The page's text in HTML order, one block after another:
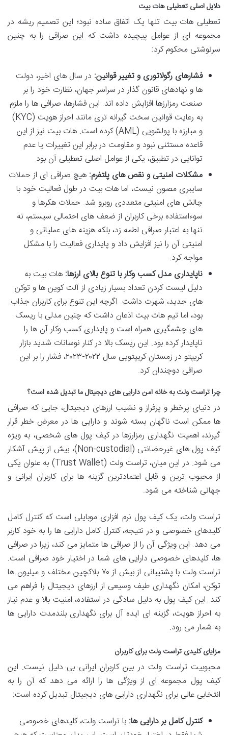
دلایل اصلی تعطیلی هات بیت
تعطیلی هات بیت تنها یک اتفاق ساده نبود؛ این تصمیم ریشه در
مجموعه ای از عوامل پیچیده داشت که این صرافی را به چنین
سرنوشتی محکوم کرد:
فشارهای رگولاتوری و تغییر قوانین: در سال های اخیر، دولت
ها و نهادهای قانون گذار در سراسر جهان، نظارت خود را بر
صنعت رمزارزها افزایش داده اند. این فشارها، صرافی ها را ملزم
به رعایت قوانین سخت گیرانه تری مانند احراز هویت (KYC)
و مبارزه با پولشویی (AML) کرده است. هات بیت نیز از این
قاعده مستثنی نبود و مقاومت در برابر این تغییرات یا عدم
توانایی در تطبیق، یکی از عوامل اصلی تعطیلی آن بود.
مشکلات امنیتی و نقص های پلتفرم: هیچ صرافی ای از حملات
سایبری مصون نیست، اما هات بیت در طول فعالیت خود با
چالش های امنیتی متعددی روبرو شد. حملات هکرها و
سوءاستفاده برخی کاربران از ضعف های احتمالی سیستم، نه
تنها به اعتبار صرافی لطمه زد، بلکه هزینه های عملیاتی و
امنیتی آن را نیز افزایش داد و پایداری فعالیت را با مشکل
مواجه کرد.
ناپایداری مدل کسب وکار با تنوع بالای ارزها: هات بیت به
دلیل لیست کردن تعداد بسیار زیادی از آلت کوین ها و توکن
های جدید، شهرت داشت. اگرچه این تنوع برای کاربران جذاب
بود، اما تیم هات بیت اذعان داشت که چنین مدلی با ریسک
های چشمگیری همراه است و پایداری کسب وکار آن ها را
ناپایدار کرده بود. این ریسک بالا در کنار نوسانات شدید بازار
کریپتو در زمستان کریپتویی سال ۲۰۲۲-۲۰۲۳، فشار را بر این
صرافی دوچندان کرد.
چرا تراست ولت به خانه امن دارایی های دیجیتال ما تبدیل شده است؟
در دنیای پرخطر و پرفراز و نشیب ارزهای دیجیتال، جایی که صرافی
ها ممکن است ناگهان بسته شوند و دارایی ها در معرض خطر قرار
گیرند، اهمیت نگهداری رمزارزها در کیف پول های شخصی، به ویژه
کیف پول های غیرحضانتی (Non-custodial)، بیش از پیش آشکار
می شود. در این میان، تراست ولت (Trust Wallet) به عنوان یکی
از محبوب ترین و قابل اعتمادترین گزینه ها برای کاربران ایرانی و
جهانی شناخته می شود.
تراست ولت، یک کیف پول نرم افزاری موبایلی است که کنترل کامل
کلیدهای خصوصی و در نتیجه، کنترل کامل دارایی ها را به خود کاربر
می دهد. این ویژگی آن را از صرافی ها متمایز می کند، زیرا در صرافی
ها، کلیدهای خصوصی دارایی های شما در اختیار خود صرافی است.
تراست ولت با پشتیبانی از بیش از ۷۰ بلاکچین مختلف و میلیون ها
توکن، امکان نگهداری طیف وسیعی از ارزهای دیجیتال را فراهم می
کند. این کیف پول به دلیل سادگی در استفاده، امنیت بالا و عدم نیاز
به احراز هویت، گزینه ای ایده آل برای نگهداری بلندمدت دارایی ها
به شمار می رود.
مزایای کلیدی تراست ولت برای کاربران
محبوبیت تراست ولت در بین کاربران ایرانی بی دلیل نیست. این
کیف پول مجموعه ای از ویژگی ها را ارائه می دهد که آن را به
انتخابی عالی برای نگهداری دارایی های دیجیتال تبدیل کرده است:
کنترل کامل بر دارایی ها: با تراست ولت، کلیدهای خصوصی